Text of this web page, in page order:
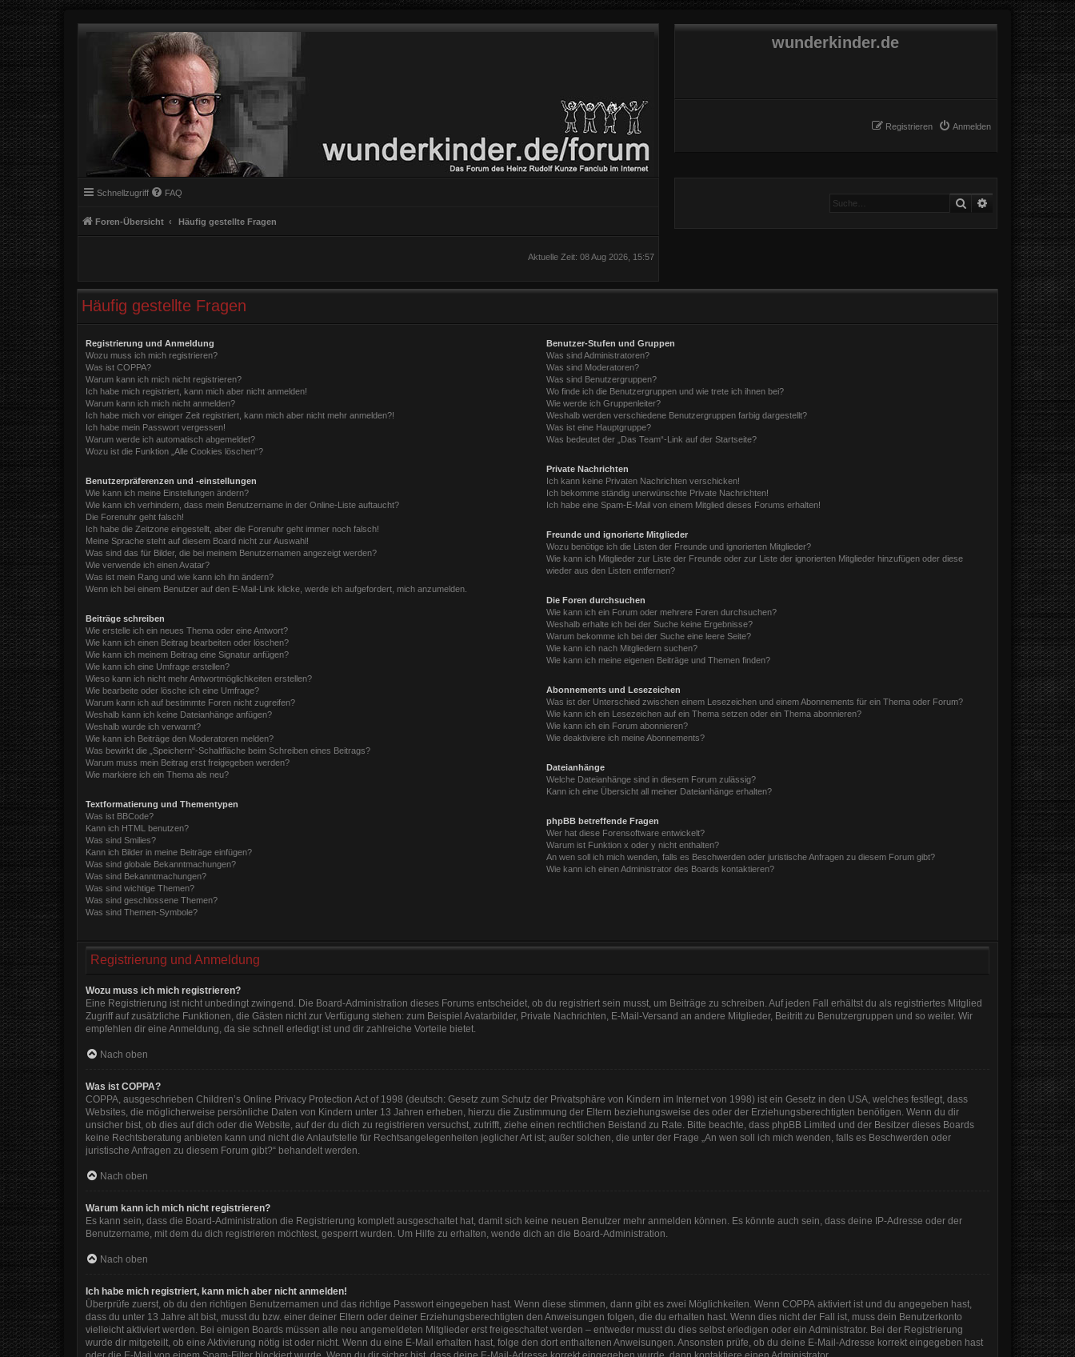
wunderkinder.de
Anmelden
Registrieren
Schnellzugriff FAQ
Foren-Übersicht Häufig gestellte Fragen
Suche Erweiterte Suche
Aktuelle Zeit: 08 Aug 2026, 15:57
Häufig gestellte Fragen
Registrierung und Anmeldung
Wozu muss ich mich registrieren?
Was ist COPPA?
Warum kann ich mich nicht registrieren?
Ich habe mich registriert, kann mich aber nicht anmelden!
Warum kann ich mich nicht anmelden?
Ich habe mich vor einiger Zeit registriert, kann mich aber nicht mehr anmelden?!
Ich habe mein Passwort vergessen!
Warum werde ich automatisch abgemeldet?
Wozu ist die Funktion „Alle Cookies löschen“?
Benutzerpräferenzen und -einstellungen
Wie kann ich meine Einstellungen ändern?
Wie kann ich verhindern, dass mein Benutzername in der Online-Liste auftaucht?
Die Forenuhr geht falsch!
Ich habe die Zeitzone eingestellt, aber die Forenuhr geht immer noch falsch!
Meine Sprache steht auf diesem Board nicht zur Auswahl!
Was sind das für Bilder, die bei meinem Benutzernamen angezeigt werden?
Wie verwende ich einen Avatar?
Was ist mein Rang und wie kann ich ihn ändern?
Wenn ich bei einem Benutzer auf den E-Mail-Link klicke, werde ich aufgefordert, mich anzumelden.
Beiträge schreiben
Wie erstelle ich ein neues Thema oder eine Antwort?
Wie kann ich einen Beitrag bearbeiten oder löschen?
Wie kann ich meinem Beitrag eine Signatur anfügen?
Wie kann ich eine Umfrage erstellen?
Wieso kann ich nicht mehr Antwortmöglichkeiten erstellen?
Wie bearbeite oder lösche ich eine Umfrage?
Warum kann ich auf bestimmte Foren nicht zugreifen?
Weshalb kann ich keine Dateianhänge anfügen?
Weshalb wurde ich verwarnt?
Wie kann ich Beiträge den Moderatoren melden?
Was bewirkt die „Speichern“-Schaltfläche beim Schreiben eines Beitrags?
Warum muss mein Beitrag erst freigegeben werden?
Wie markiere ich ein Thema als neu?
Textformatierung und Thementypen
Was ist BBCode?
Kann ich HTML benutzen?
Was sind Smilies?
Kann ich Bilder in meine Beiträge einfügen?
Was sind globale Bekanntmachungen?
Was sind Bekanntmachungen?
Was sind wichtige Themen?
Was sind geschlossene Themen?
Was sind Themen-Symbole?
Benutzer-Stufen und Gruppen
Was sind Administratoren?
Was sind Moderatoren?
Was sind Benutzergruppen?
Wo finde ich die Benutzergruppen und wie trete ich ihnen bei?
Wie werde ich Gruppenleiter?
Weshalb werden verschiedene Benutzergruppen farbig dargestellt?
Was ist eine Hauptgruppe?
Was bedeutet der „Das Team“-Link auf der Startseite?
Private Nachrichten
Ich kann keine Privaten Nachrichten verschicken!
Ich bekomme ständig unerwünschte Private Nachrichten!
Ich habe eine Spam-E-Mail von einem Mitglied dieses Forums erhalten!
Freunde und ignorierte Mitglieder
Wozu benötige ich die Listen der Freunde und ignorierten Mitglieder?
Wie kann ich Mitglieder zur Liste der Freunde oder zur Liste der ignorierten Mitglieder hinzufügen oder diese
wieder aus den Listen entfernen?
Die Foren durchsuchen
Wie kann ich ein Forum oder mehrere Foren durchsuchen?
Weshalb erhalte ich bei der Suche keine Ergebnisse?
Warum bekomme ich bei der Suche eine leere Seite?
Wie kann ich nach Mitgliedern suchen?
Wie kann ich meine eigenen Beiträge und Themen finden?
Abonnements und Lesezeichen
Was ist der Unterschied zwischen einem Lesezeichen und einem Abonnements für ein Thema oder Forum?
Wie kann ich ein Lesezeichen auf ein Thema setzen oder ein Thema abonnieren?
Wie kann ich ein Forum abonnieren?
Wie deaktiviere ich meine Abonnements?
Dateianhänge
Welche Dateianhänge sind in diesem Forum zulässig?
Kann ich eine Übersicht all meiner Dateianhänge erhalten?
phpBB betreffende Fragen
Wer hat diese Forensoftware entwickelt?
Warum ist Funktion x oder y nicht enthalten?
An wen soll ich mich wenden, falls es Beschwerden oder juristische Anfragen zu diesem Forum gibt?
Wie kann ich einen Administrator des Boards kontaktieren?
Registrierung und Anmeldung
Wozu muss ich mich registrieren?
Eine Registrierung ist nicht unbedingt zwingend. Die Board-Administration dieses Forums entscheidet, ob du registriert sein musst, um Beiträge zu schreiben. Auf jeden Fall erhältst du als registriertes Mitglied
Zugriff auf zusätzliche Funktionen, die Gästen nicht zur Verfügung stehen: zum Beispiel Avatarbilder, Private Nachrichten, E-Mail-Versand an andere Mitglieder, Beitritt zu Benutzergruppen und so weiter. Wir
empfehlen dir eine Anmeldung, da sie schnell erledigt ist und dir zahlreiche Vorteile bietet.
Nach oben
Was ist COPPA?
COPPA, ausgeschrieben Children’s Online Privacy Protection Act of 1998 (deutsch: Gesetz zum Schutz der Privatsphäre von Kindern im Internet von 1998) ist ein Gesetz in den USA, welches festlegt, dass
Websites, die möglicherweise persönliche Daten von Kindern unter 13 Jahren erheben, hierzu die Zustimmung der Eltern beziehungsweise des oder der Erziehungsberechtigten benötigen. Wenn du dir
unsicher bist, ob dies auf dich oder die Website, auf der du dich zu registrieren versuchst, zutrifft, ziehe einen rechtlichen Beistand zu Rate. Bitte beachte, dass phpBB Limited und der Besitzer dieses Boards
keine Rechtsberatung anbieten kann und nicht die Anlaufstelle für Rechtsangelegenheiten jeglicher Art ist; außer solchen, die unter der Frage „An wen soll ich mich wenden, falls es Beschwerden oder
juristische Anfragen zu diesem Forum gibt?“ behandelt werden.
Nach oben
Warum kann ich mich nicht registrieren?
Es kann sein, dass die Board-Administration die Registrierung komplett ausgeschaltet hat, damit sich keine neuen Benutzer mehr anmelden können. Es könnte auch sein, dass deine IP-Adresse oder der
Benutzername, mit dem du dich registrieren möchtest, gesperrt wurden. Um Hilfe zu erhalten, wende dich an die Board-Administration.
Nach oben
Ich habe mich registriert, kann mich aber nicht anmelden!
Überprüfe zuerst, ob du den richtigen Benutzernamen und das richtige Passwort eingegeben hast. Wenn diese stimmen, dann gibt es zwei Möglichkeiten. Wenn COPPA aktiviert ist und du angegeben hast,
dass du unter 13 Jahre alt bist, musst du bzw. einer deiner Eltern oder deiner Erziehungsberechtigten den Anweisungen folgen, die du erhalten hast. Wenn dies nicht der Fall ist, muss dein Benutzerkonto
vielleicht aktiviert werden. Bei einigen Boards müssen alle neu angemeldeten Mitglieder erst freigeschaltet werden – entweder musst du dies selbst erledigen oder ein Administrator. Bei der Registrierung
wurde dir mitgeteilt, ob eine Aktivierung nötig ist oder nicht. Wenn du eine E-Mail erhalten hast, folge den dort enthaltenen Anweisungen. Ansonsten prüfe, ob du deine E-Mail-Adresse korrekt eingegeben hast